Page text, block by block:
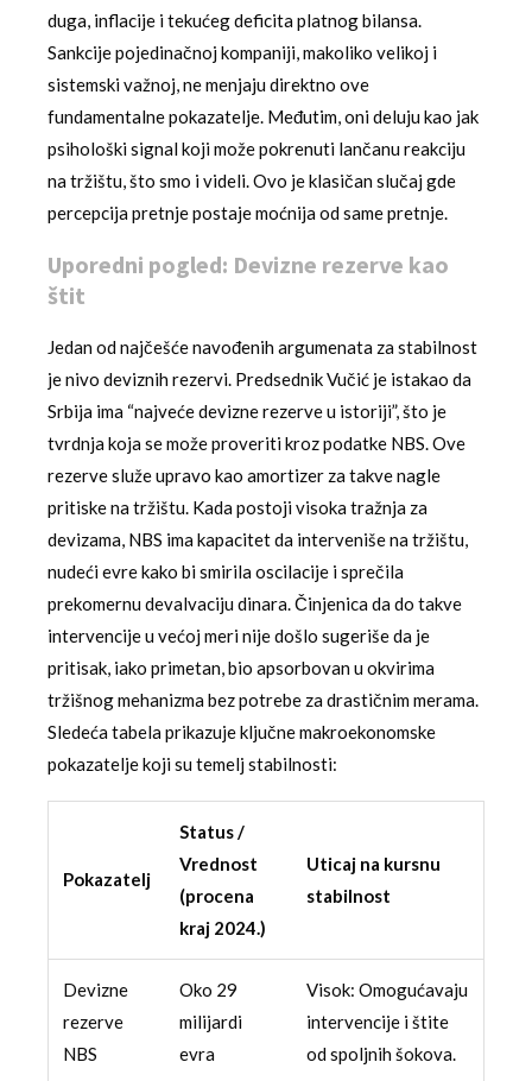
duga, inflacije i tekućeg deficita platnog bilansa.
Sankcije pojedinačnoj kompaniji, makoliko velikoj i
sistemski važnoj, ne menjaju direktno ove
fundamentalne pokazatelje. Međutim, oni deluju kao jak
psihološki signal koji može pokrenuti lančanu reakciju
na tržištu, što smo i videli. Ovo je klasičan slučaj gde
percepcija pretnje postaje moćnija od same pretnje.
Uporedni pogled: Devizne rezerve kao
štit
Jedan od najčešće navođenih argumenata za stabilnost
je nivo deviznih rezervi. Predsednik Vučić je istakao da
Srbija ima “najveće devizne rezerve u istoriji”, što je
tvrdnja koja se može proveriti kroz podatke NBS. Ove
rezerve služe upravo kao amortizer za takve nagle
pritiske na tržištu. Kada postoji visoka tražnja za
devizama, NBS ima kapacitet da interveniše na tržištu,
nudeći evre kako bi smirila oscilacije i sprečila
prekomernu devalvaciju dinara. Činjenica da do takve
intervencije u većoj meri nije došlo sugeriše da je
pritisak, iako primetan, bio apsorbovan u okvirima
tržišnog mehanizma bez potrebe za drastičnim merama.
Sledeća tabela prikazuje ključne makroekonomske
pokazatelje koji su temelj stabilnosti:
Pokazatelj
Status /
Vrednost
(procena
kraj 2024.)
Uticaj na kursnu
stabilnost
Devizne
rezerve
NBS
Oko 29
milijardi
evra
Visok: Omogućavaju
intervencije i štite
od spoljnih šokova.